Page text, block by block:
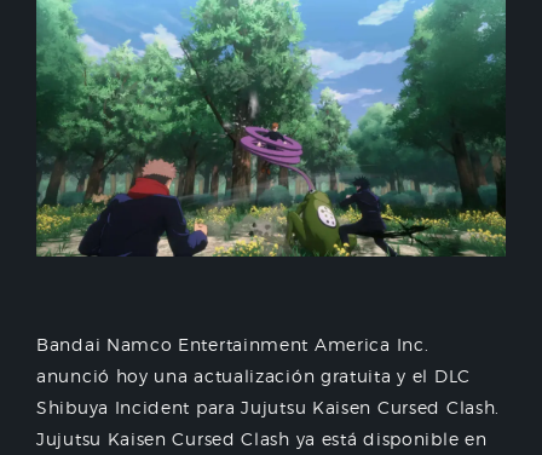
Bandai Namco Entertainment America Inc.
anunció hoy una actualización gratuita y el DLC
Shibuya Incident para Jujutsu Kaisen Cursed Clash.
Jujutsu Kaisen Cursed Clash ya está disponible en